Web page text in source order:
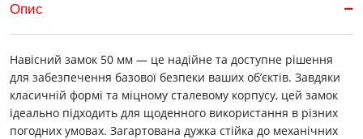
Опис
Навісний замок 50 мм — це надійне та доступне рішення
для забезпечення базової безпеки ваших об’єктів. Завдяки
класичній формі та міцному сталевому корпусу, цей замок
ідеально підходить для щоденного використання в різних
погодних умовах. Загартована дужка стійка до механічних